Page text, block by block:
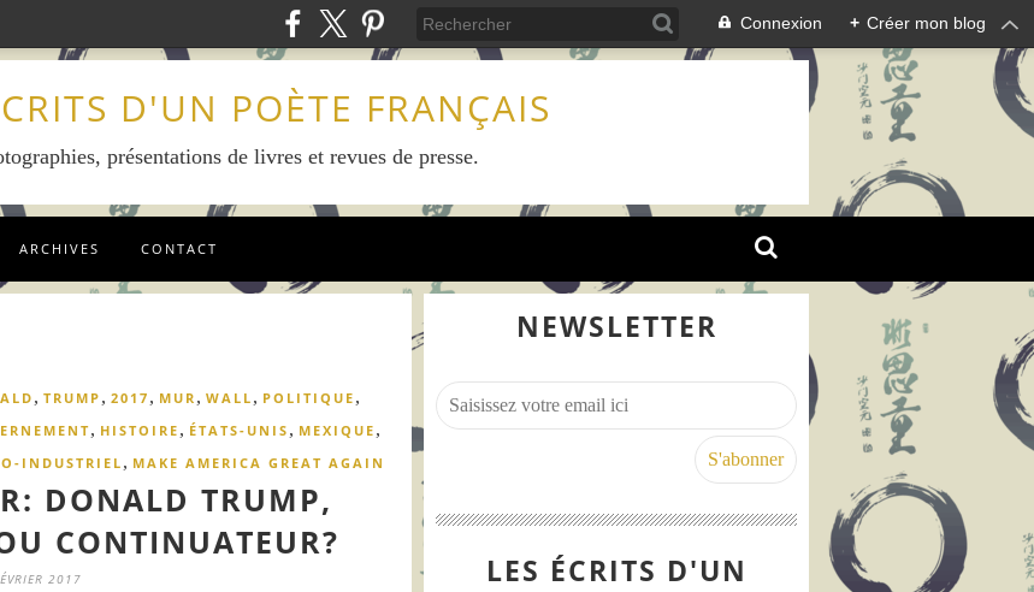
Connexion + Créer mon blog
D'UN POÈTE FRANÇAIS
présentations de livres et revues de presse.
ARCHIVES CONTACT
, TRUMP , 2017 , MUR , WALL , POLITIQUE ,
, HISTOIRE , ÉTATS-UNIS , MEXIQUE ,
INDUSTRIEL , MAKE AMERICA GREAT AGAIN
DONALD TRUMP,
CONTINUATEUR?
2017
NEWSLETTER
LES ÉCRITS D'UN